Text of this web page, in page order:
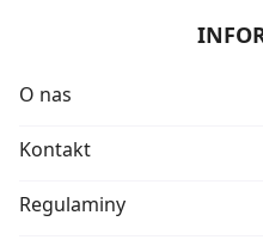
O nas
Kontakt
Regulaminy